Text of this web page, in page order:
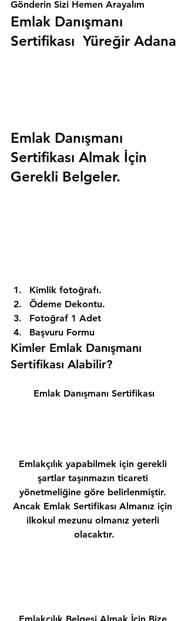
Gönderin Sizi Hemen Arayalım
Emlak Danışmanı
Sertifikası  Yüreğir Adana
Emlak Danışmanı
Sertifikası Almak İçin
Gerekli Belgeler.
Kimlik fotoğrafı.
Ödeme Dekontu.
Fotoğraf 1 Adet
Başvuru Formu
Kimler Emlak Danışmanı
Sertifikası Alabilir?
Emlak Danışmanı Sertifikası
Emlakçılık yapabilmek için gerekli
şartlar taşınmazın ticareti
yönetmeliğine göre belirlenmiştir.
Ancak Emlak Sertifikası Almanız için
ilkokul mezunu olmanız yeterli
olacaktır.